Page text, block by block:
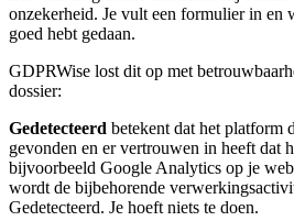
onzekerheid. Je vult een formulier in en
goed hebt gedaan.
GDPRWise lost dit op met
dossier:
Gedetecteerd betekent dat het platform
gevonden en er vertrouwen in heeft dat
bijvoorbeeld Google Analytics op je
wordt de bijbehorende
Gedetecteerd. Je hoeft niets te doen.